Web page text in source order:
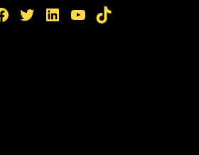
Twitter LinkedIn YouTube TikTok